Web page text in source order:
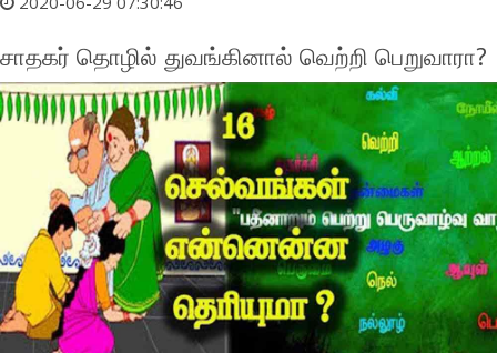
சாதகர் தொழில் துவங்கினால் வெற்றி பெறுவாரா?